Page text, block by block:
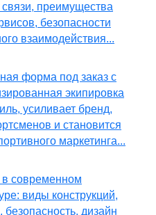
преимущества
безопасности
взаимодействия...
форма под заказ с
экипировка
усиливает бренд,
и становится
маркетинга...
в современном
виды конструкций,
безопасность, дизайн